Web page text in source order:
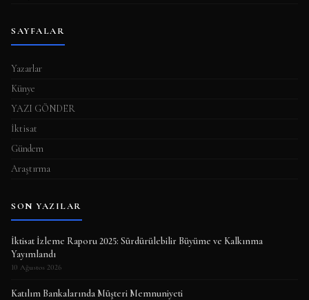
SAYFALAR
Yazarlar
Künye
YAZI GÖNDER
İktisat
Gündem
Araştırma
SON YAZILAR
İktisat İzleme Raporu 2025: Sürdürülebilir Büyüme ve Kalkınma
Yayımlandı
10 Ağustos 2026
Katılım Bankalarında Müşteri Memnuniyeti